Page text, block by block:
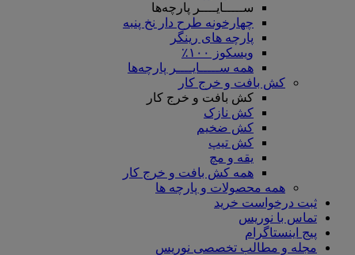
ســـــایــــر پارچه‌ها
چهارخونه طرح دار نخ پنبه
پارچه های رینگر
ویسکوز ۱۰۰٪
همه ســـــایــــر پارچه‌ها
کش بافت و خرج کار
کش بافت و خرج کار
کش نازک
کش ضخیم
کش تیپ
یقه و مچ
همه کش بافت و خرج کار
همه محصولات و پارچه ها
ثبت درخواست خرید
تماس با نوریس
پیج اینستاگرام
مجله و مطالب تخصصی نوریس